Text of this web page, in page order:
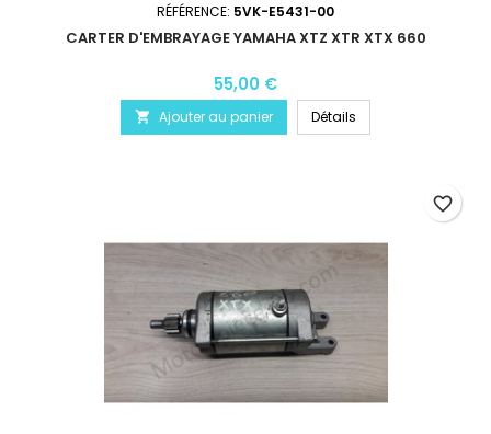
RÉFÉRENCE: 5VK-E5431-00
CARTER D'EMBRAYAGE YAMAHA XTZ XTR XTX 660
55,00 €
 Ajouter au panier Détails
favorite_border